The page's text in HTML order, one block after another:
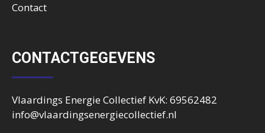
Contact
CONTACTGEGEVENS
Vlaardings Energie Collectief KvK: 69562482
info@vlaardingsenergiecollectief.nl